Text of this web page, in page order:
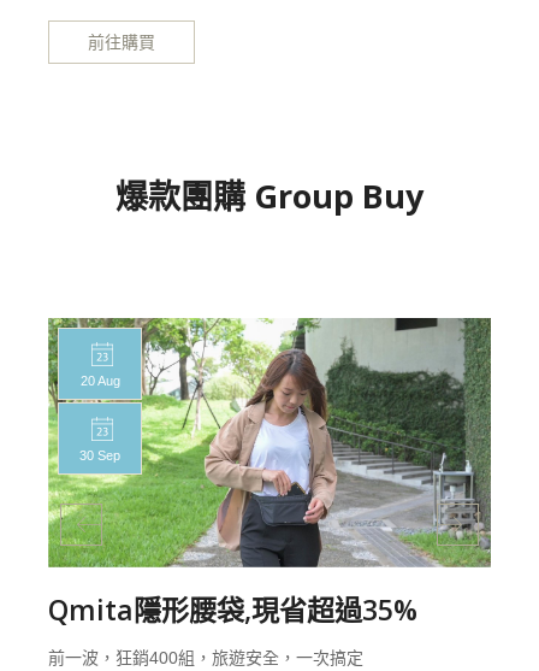
前往購買
爆款團購 Group Buy
20 Aug
30 Sep
Qmita隱形腰袋,現省超過35%
前一波，狂銷400組，旅遊安全，一次搞定